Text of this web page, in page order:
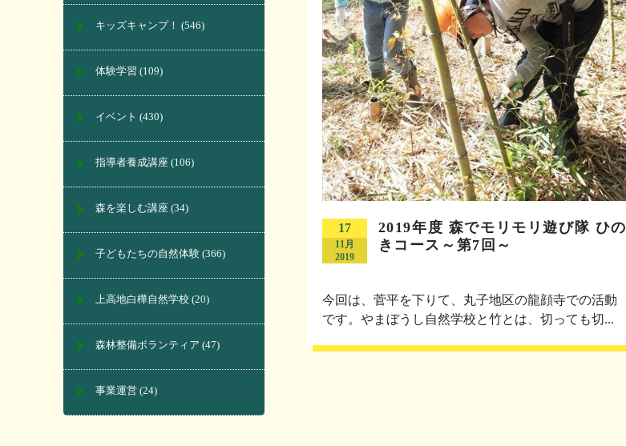
17
11月
2019
2019年度 森でモリモリ遊び隊 ひの
きコース～第7回～
今回は、菅平を下りて、丸子地区の龍顔寺での活動
です。やまぼうし自然学校と竹とは、切っても切...
キッズキャンプ！ (546)
体験学習 (109)
イベント (430)
指導者養成講座 (106)
森を楽しむ講座 (34)
子どもたちの自然体験 (366)
上高地白樺自然学校 (20)
森林整備ボランティア (47)
事業運営 (24)